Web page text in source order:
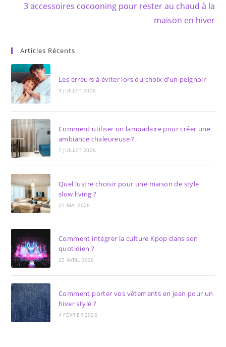
3 accessoires cocooning pour rester au chaud à la
maison en hiver
Articles Récents
Les erreurs à éviter lors du choix d’un peignoir
9 JUILLET 2026
Comment utiliser un lampadaire pour créer une
ambiance chaleureuse ?
7 JUILLET 2026
Quel lustre choisir pour une maison de style
slow living ?
21 MAI 2026
Comment intégrer la culture Kpop dans son
quotidien ?
25 AVRIL 2026
Comment porter vos vêtements en jean pour un
hiver stylé ?
4 FÉVRIER 2026